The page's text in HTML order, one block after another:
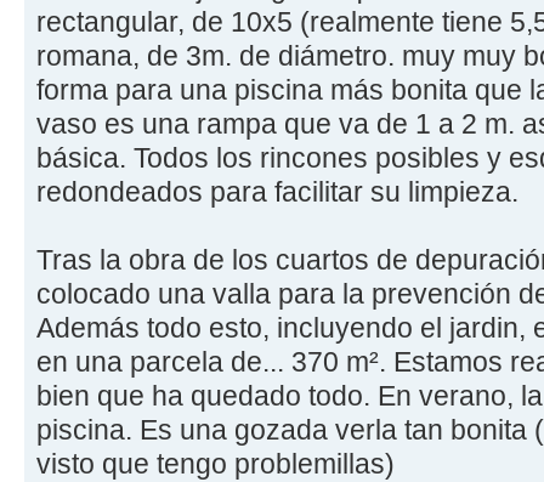
rectangular, de 10x5 (realmente tiene
romana, de 3m. de diámetro. muy muy
forma para una piscina más bonita que
vaso es una rampa que va de 1 a 2 m.
básica. Todos los rincones posibles y
redondeados para facilitar su limpieza.
Tras la obra de los cuartos de
colocado una valla para la prevención
Además todo esto, incluyendo el jardin,
en una parcela de... 370 m². Estamos
bien que ha quedado todo. En verano,
piscina. Es una gozada verla tan bonita
visto que tengo problemillas)